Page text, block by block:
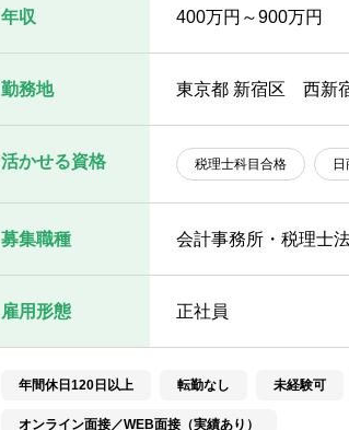
年収 400万円～900万円
勤務地 東京都 新宿区 西新
活かせる資格 税理士科目合格
募集職種 会計事務所・税理士
雇用形態 正社員
年間休日120日以上 転勤なし 未経験可
オンライン面接／WEB面接（実績あり）